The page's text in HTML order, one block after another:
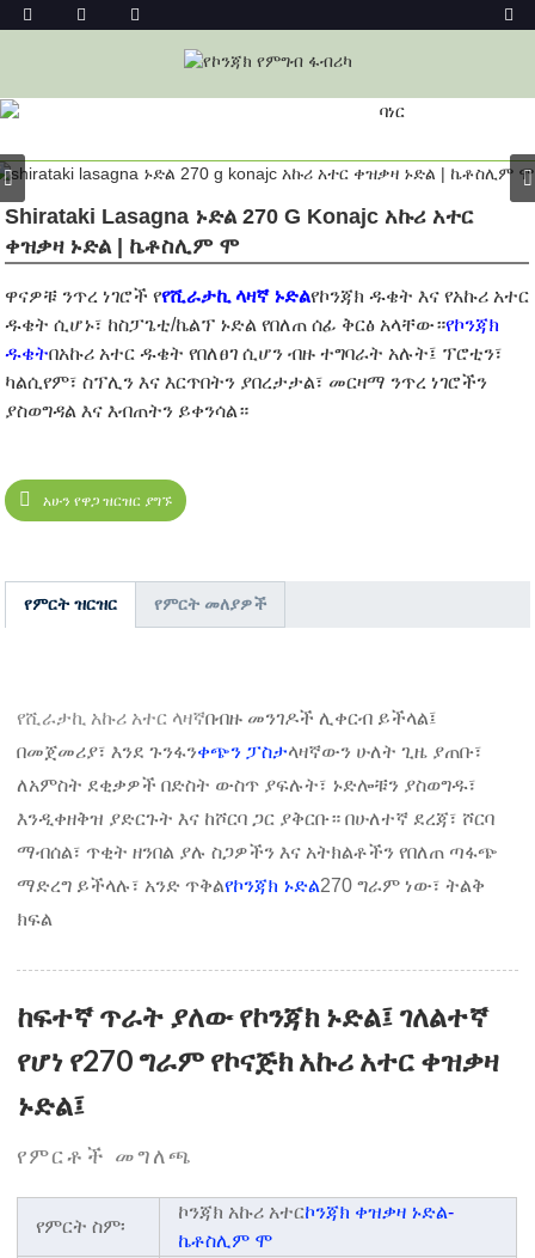
ምርት
Shirataki Lasagna ኑድል 270 G Konajc አኩሪ አተር
ቀዝቃዛ ኑድል | ኬቶስሊም ሞ
ዋናዎቹ ንጥረ ነገሮች የየሺራታኪ ላዛኛ ኑድልየኮንጃክ ዱቄት እና የአኩሪ አተር
ዱቄት ሲሆኑ፣ ከስፓጌቲ/ኬልፕ ኑድል የበለጠ ሰፊ ቅርፅ አላቸው።የኮንጃክ
ዱቄትበአኩሪ አተር ዱቄት የበለፀገ ሲሆን ብዙ ተግባራት አሉት፤ ፕሮቲን፣
ካልሲየም፣ ስፕሊን እና እርጥበትን ያበረታታል፣ መርዛማ ንጥረ ነገሮችን
ያስወግዳል እና እብጠትን ይቀንሳል።
አሁን የዋጋ ዝርዝር ያግኙ
የምርት ዝርዝር የምርት መለያዎች
የሺራታኪ አኩሪ አተር ላዛኛበብዙ መንገዶች ሊቀርብ ይችላል፤
በመጀመሪያ፣ እንደ ጉንፋንቀጭን ፓስታላዛኛውን ሁለት ጊዜ ያጠቡ፣
ለአምስት ደቂቃዎች በድስት ውስጥ ያፍሉት፣ ኑድሎቹን ያስወግዱ፣
እንዲቀዘቅዝ ያድርጉት እና ከሾርባ ጋር ያቅርቡ። በሁለተኛ ደረጃ፣ ሾርባ
ማብሰል፣ ጥቂት ዘንበል ያሉ ስጋዎችን እና አትክልቶችን የበለጠ ጣፋጭ
ማድረግ ይችላሉ፣ አንድ ጥቅልየኮንጃክ ኑድል270 ግራም ነው፣ ትልቅ
ክፍል
ከፍተኛ ጥራት ያለው የኮንጃክ ኑድል፤ ገለልተኛ
የሆነ የ270 ግራም የኮናጅክ አኩሪ አተር ቀዝቃዛ
ኑድል፤
የምርቶች መግለጫ
የምርት ስም፡
ኮንጃክ አኩሪ አተርኮንጃክ ቀዝቃዛ ኑድል-
ኬቶስሊም ሞ